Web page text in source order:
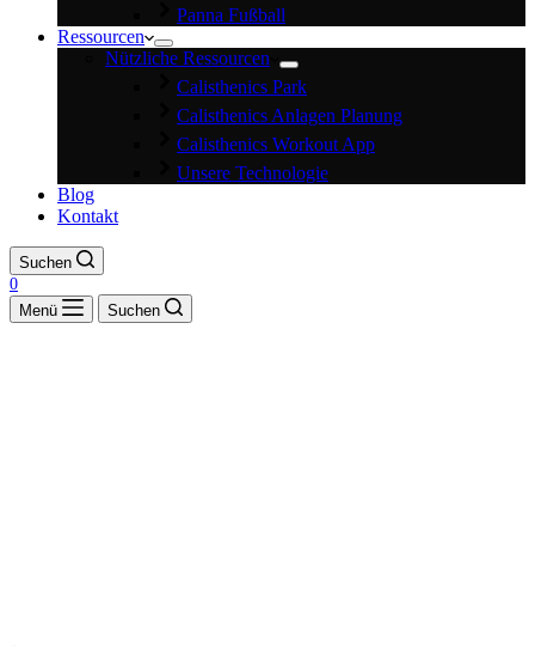
Panna Fußball
Ressourcen
Nützliche Ressourcen
Calisthenics Park
Calisthenics Anlagen Planung
Calisthenics Workout App
Unsere Technologie
Blog
Kontakt
Suchen
0
Menü
Suchen